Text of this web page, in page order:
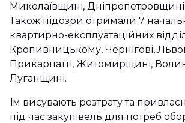
Миколаївщині, Дніпропетровщині
Також підозри отримали 7
квартирно-експлуатаційних
Кропивницькому, Чернігові,
Прикарпатті, Житомирщині,
Луганщині.
Їм висувають розтрату та
під час закупівель для потреб